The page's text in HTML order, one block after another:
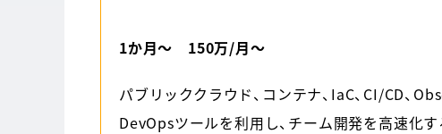
1か月～ 150万/月～
パブリッククラウド、コンテナ、IaC、CI/CD
DevOpsツールを利用し、チーム開発を高速化